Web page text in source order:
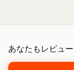
あなたもレビュ